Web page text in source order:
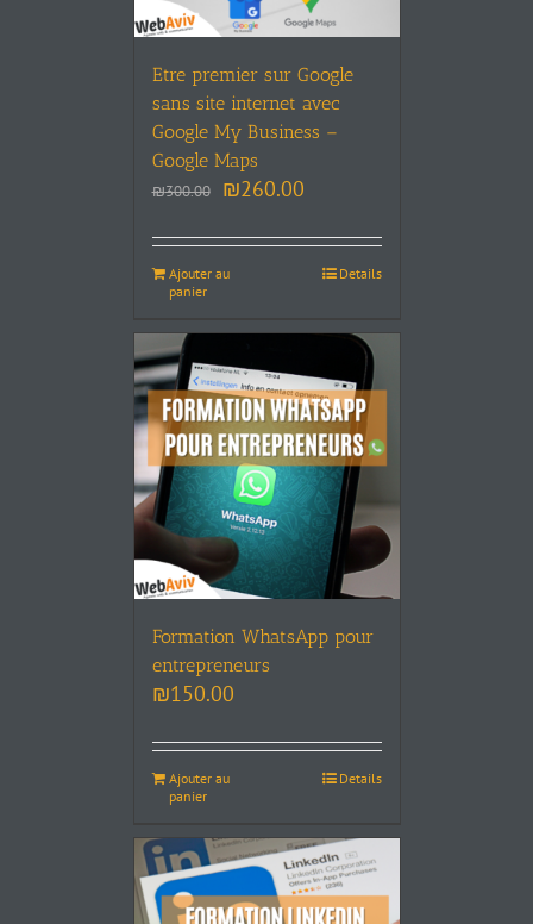
Etre premier sur Google
sans site internet avec
Google My Business –
Google Maps
₪300.00 ₪260.00
Ajouter au
panier
Details
Formation WhatsApp pour
entrepreneurs
₪150.00
Ajouter au
panier
Details